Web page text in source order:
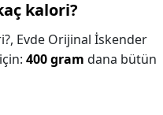
kalori?
Evde Orijinal İskender
400 gram dana bütün